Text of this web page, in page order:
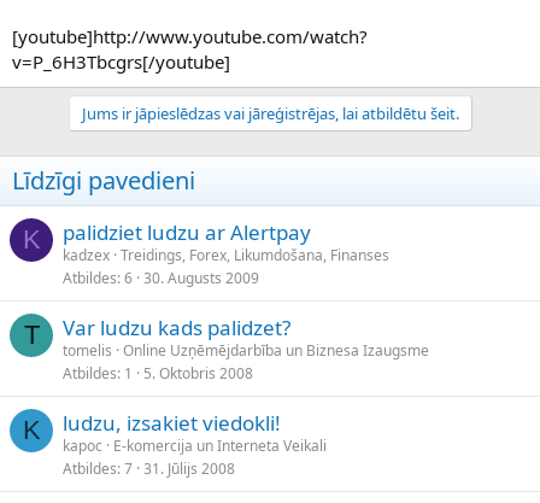
[youtube]http://www.youtube.com/watch?
v=P_6H3Tbcgrs[/youtube]
Jums ir jāpieslēdzas vai jāreģistrējas, lai atbildētu šeit.
Līdzīgi pavedieni
K palidziet ludzu ar Alertpay
kadzex Treidings, Forex, Likumdošana, Finanses
Atbildes 6 30. Augusts 2009
T Var ludzu kads palidzet?
tomelis Online Uzņēmējdarbība un Biznesa Izaugsme
Atbildes 1 5. Oktobris 2008
K ludzu, izsakiet viedokli!
kapoc
E-komercija un Interneta Veikali
Atbildes 7 31. Jūlijs 2008